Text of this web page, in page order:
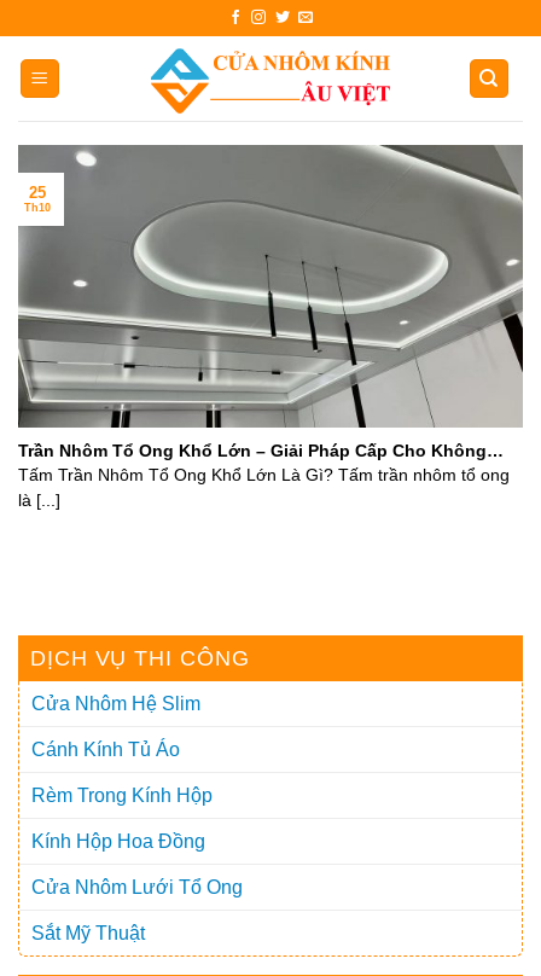
content
Trần Nhôm Tổ Ong Khổ Lớn – Giải Pháp Cấp Cho Không
Gian Sống Hiện Đại
Tấm Trần Nhôm Tổ Ong Khổ Lớn Là Gì? Tấm trần nhôm tổ ong
là [...]
25
Th10
DỊCH VỤ THI CÔNG
Cửa Nhôm Hệ Slim
Cánh Kính Tủ Áo
Rèm Trong Kính Hộp
Kính Hộp Hoa Đồng
Cửa Nhôm Lưới Tổ Ong
Sắt Mỹ Thuật